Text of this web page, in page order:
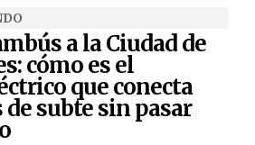
a la Ciudad de
cómo es el
que conecta
subte sin pasar